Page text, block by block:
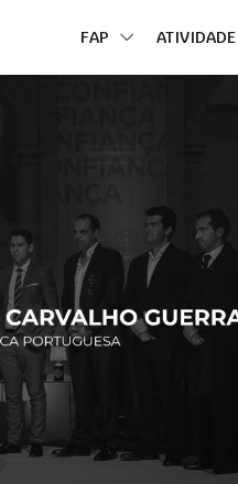
FAP ATIVIDADE